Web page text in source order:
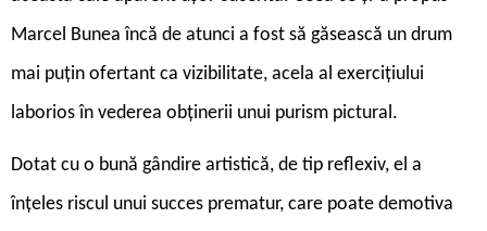
Marcel Bunea încă de atunci a fost să găsească un drum
mai puțin ofertant ca vizibilitate, acela al exercițiului
laborios în vederea obținerii unui purism pictural.
Dotat cu o bună gândire artistică, de tip reflexiv, el a
înțeles riscul unui succes prematur, care poate demotiva